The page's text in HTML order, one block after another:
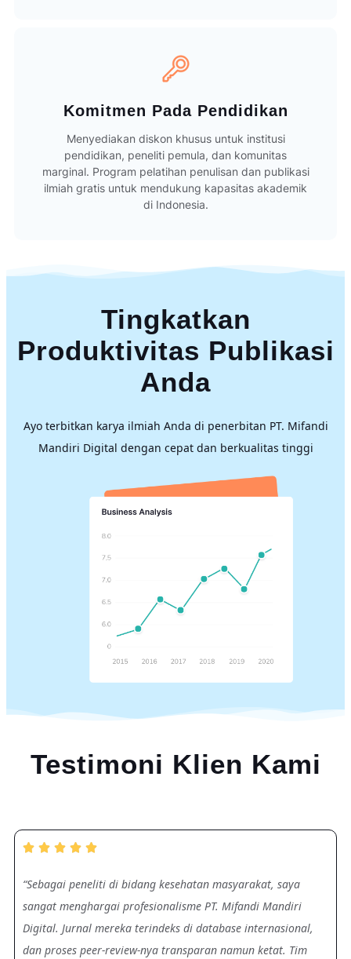
Komitmen Pada Pendidikan
Menyediakan diskon khusus untuk institusi
pendidikan, peneliti pemula, dan komunitas
marginal. Program pelatihan penulisan dan publikasi
ilmiah gratis untuk mendukung kapasitas akademik
di Indonesia.
Tingkatkan
Produktivitas Publikasi
Anda
Ayo terbitkan karya ilmiah Anda di penerbitan PT. Mifandi
Mandiri Digital dengan cepat dan berkualitas tinggi
Testimoni Klien Kami
    
“Sebagai peneliti di bidang kesehatan masyarakat, saya
sangat menghargai profesionalisme PT. Mifandi Mandiri
Digital. Jurnal mereka terindeks di database internasional,
dan proses peer-review-nya transparan namun ketat. Tim